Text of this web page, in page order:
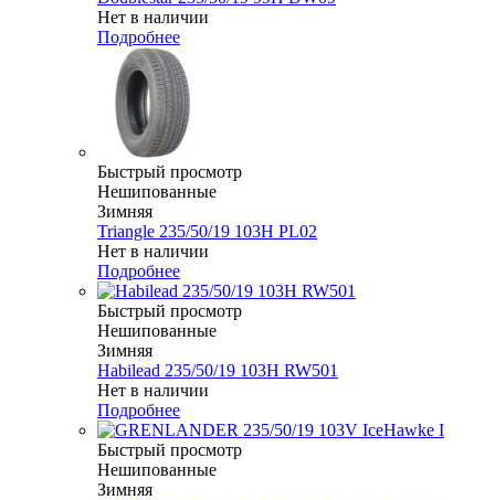
Нет в наличии
Подробнее
Быстрый просмотр
Нешипованные
Зимняя
Triangle 235/50/19 103H PL02
Нет в наличии
Подробнее
Быстрый просмотр
Нешипованные
Зимняя
Habilead 235/50/19 103H RW501
Нет в наличии
Подробнее
Быстрый просмотр
Нешипованные
Зимняя